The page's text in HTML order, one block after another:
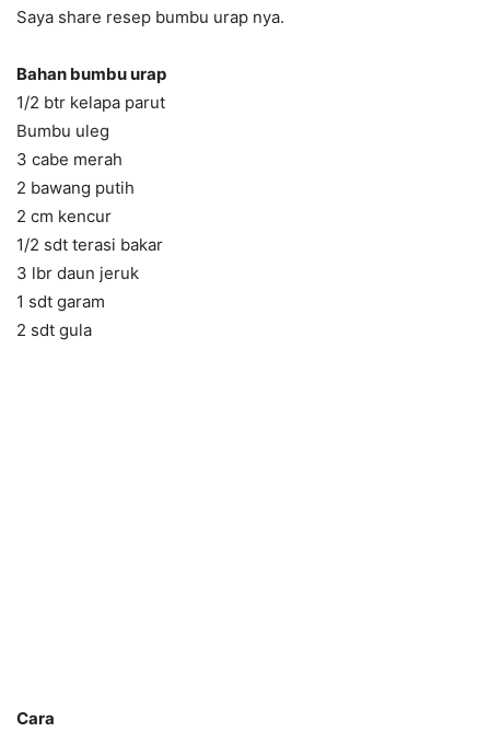
Saya share resep bumbu urap nya.
Bahan bumbu urap
1/2 btr kelapa parut
Bumbu uleg
3 cabe merah
2 bawang putih
2 cm kencur
1/2 sdt terasi bakar
3 lbr daun jeruk
1 sdt garam
2 sdt gula
Cara